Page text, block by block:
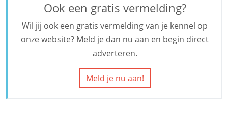
Ook een gratis vermelding?
Wil jij ook een gratis vermelding van je kennel op
onze website? Meld je dan nu aan en begin direct
adverteren.
Meld je nu aan!